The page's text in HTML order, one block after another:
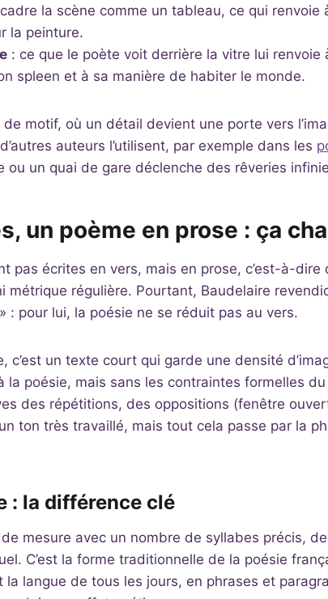
la scène comme un tableau, ce qui renvoie
la peinture.
: ce que le poète voit derrière la vitre lui renvoie
spleen et à sa manière de habiter le monde.
motif, où un détail devient une porte vers
auteurs l’utilisent, par exemple dans les
ou un quai de gare déclenche des rêveries
un poème en prose : ça
pas écrites en vers, mais en prose, c’est-à-dire
métrique régulière. Pourtant, Baudelaire
: pour lui, la poésie ne se réduit pas au vers.
c’est un texte court qui garde une densité
la poésie, mais sans les contraintes formelles
des répétitions, des oppositions (fenêtre
ton très travaillé, mais tout cela passe par la
: la différence clé
mesure avec un nombre de syllabes précis,
C’est la forme traditionnelle de la poésie
la langue de tous les jours, en phrases et